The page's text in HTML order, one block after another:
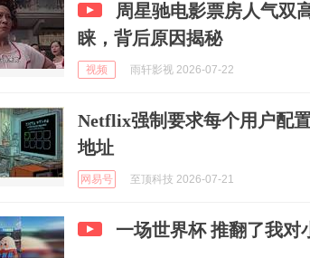
周星驰电影票房人气双
睐，背后原因揭秘
视频 雨轩影视 2026-07-22
Netflix强制要求每个用户配
地址
网易号 至顶科技 2026-07-21
一场世界杯 推翻了我对